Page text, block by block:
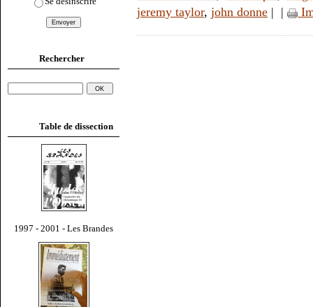
Rechercher
Table de dissection
1997 - 2001 - Les Brandes
jeremy taylor, john donne | |